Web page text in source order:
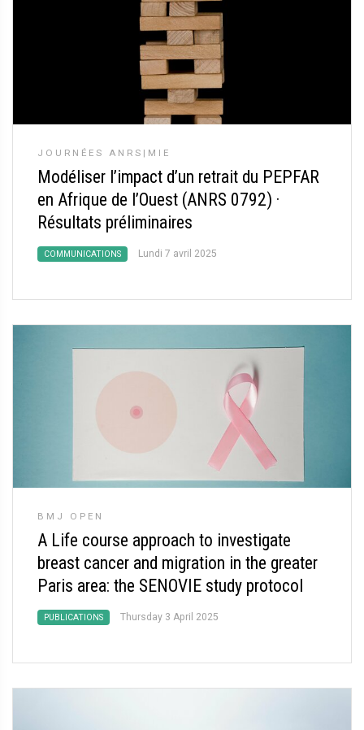
JOURNÉES ANRS|MIE
Modéliser l’impact d’un retrait du PEPFAR
en Afrique de l’Ouest (ANRS 0792) ·
Résultats préliminaires
COMMUNICATIONS Lundi 7 avril 2025
BMJ OPEN
A Life course approach to investigate
breast cancer and migration in the greater
Paris area: the SENOVIE study protocol
PUBLICATIONS Thursday 3 April 2025